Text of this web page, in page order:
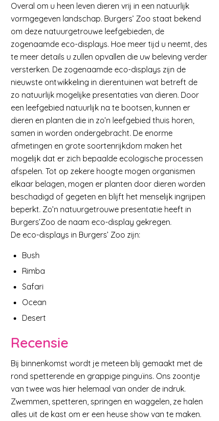
Overal om u heen leven dieren vrij in een natuurlijk
vormgegeven landschap. Burgers’ Zoo staat bekend
om deze natuurgetrouwe leefgebieden, de
zogenaamde eco-displays. Hoe meer tijd u neemt, des
te meer details u zullen opvallen die uw beleving verder
versterken. De zogenaamde eco-displays zijn de
nieuwste ontwikkeling in dierentuinen wat betreft de
zo natuurlijk mogelijke presentaties van dieren. Door
een leefgebied natuurlijk na te bootsen, kunnen er
dieren en planten die in zo’n leefgebied thuis horen,
samen in worden ondergebracht. De enorme
afmetingen en grote soortenrijkdom maken het
mogelijk dat er zich bepaalde ecologische processen
afspelen. Tot op zekere hoogte mogen organismen
elkaar belagen, mogen er planten door dieren worden
beschadigd of gegeten en blijft het menselijk ingrijpen
beperkt. Zo’n natuurgetrouwe presentatie heeft in
Burgers’Zoo de naam eco-display gekregen.
De eco-displays in Burgers’ Zoo zijn:
Bush
Rimba
Safari
Ocean
Desert
Recensie
Bij binnenkomst wordt je meteen blij gemaakt met de
rond spetterende en grappige pinguïns. Ons zoontje
van twee was hier helemaal van onder de indruk.
Zwemmen, spetteren, springen en waggelen, ze halen
alles uit de kast om er een heuse show van te maken.